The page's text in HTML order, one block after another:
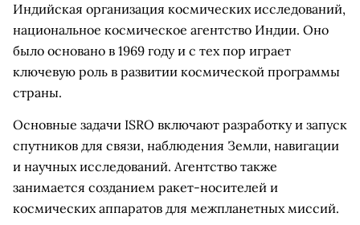
Индийская организация космических исследований,
национальное космическое агентство Индии. Оно
было основано в 1969 году и с тех пор играет
ключевую роль в развитии космической программы
страны.
Основные задачи ISRO включают разработку и запуск
спутников для связи, наблюдения Земли, навигации
и научных исследований. Агентство также
занимается созданием ракет-носителей и
космических аппаратов для межпланетных миссий.